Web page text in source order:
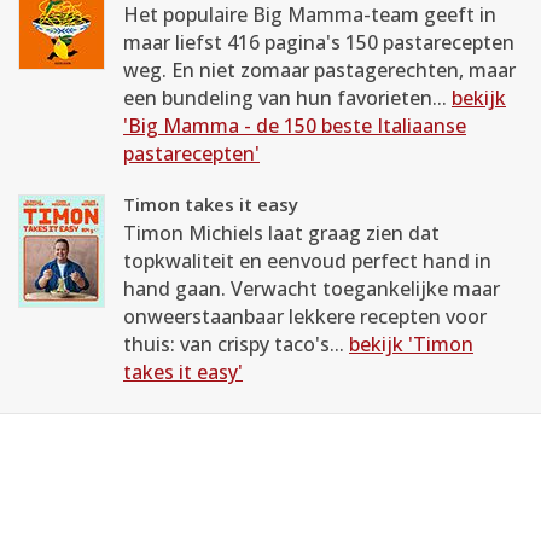
Het populaire Big Mamma-team geeft in
maar liefst 416 pagina's 150 pastarecepten
weg. En niet zomaar pastagerechten, maar
een bundeling van hun favorieten... bekijk
'Big Mamma - de 150 beste Italiaanse
pastarecepten'
Timon takes it easy
Timon Michiels laat graag zien dat
topkwaliteit en eenvoud perfect hand in
hand gaan. Verwacht toegankelijke maar
onweerstaanbaar lekkere recepten voor
thuis: van crispy taco's... bekijk 'Timon
takes it easy'